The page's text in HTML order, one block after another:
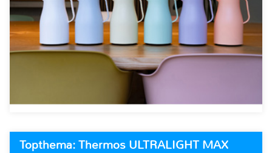
Topthema: Thermos ULTRALIGHT MAX